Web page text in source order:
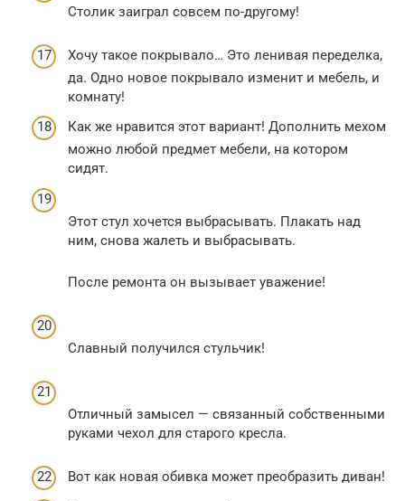
Столик заиграл совсем по-другому!
Хочу такое покрывало… Это ленивая переделка,
да. Одно новое покрывало изменит и мебель, и
комнату!
Как же нравится этот вариант! Дополнить мехом
можно любой предмет мебели, на котором
сидят.
Этот стул хочется выбрасывать. Плакать над
ним, снова жалеть и выбрасывать.
После ремонта он вызывает уважение!
Славный получился стульчик!
Отличный замысел — связанный собственными
руками чехол для старого кресла.
Вот как новая обивка может преобразить диван!